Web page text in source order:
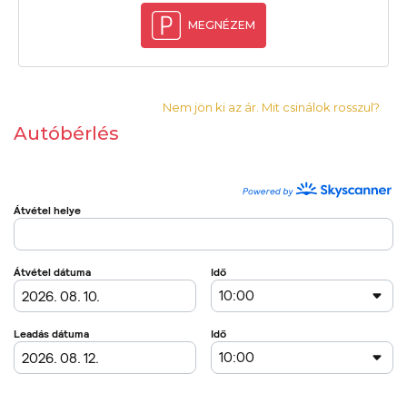
MEGNÉZEM
Nem jön ki az ár. Mit csinálok rosszul?
Autóbérlés